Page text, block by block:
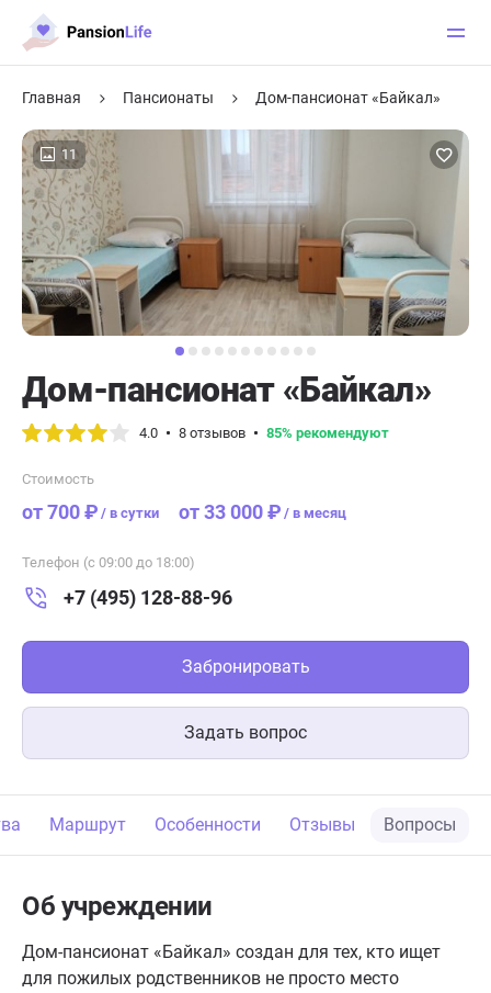
Главная Пансионаты Дом-пансионат «Байкал»
11
Дом-пансионат «Байкал»
4.0 8 отзывов 85% рекомендуют
Стоимость
от 700 ₽ / в сутки от 33 000 ₽ / в месяц
Телефон (с 09:00 до 18:00)
+7 (495) 128-88-96
Забронировать
Задать вопрос
Маршрут Особенности Отзывы Вопросы
Об учреждении
Дом-пансионат «Байкал» создан для тех, кто ищет
для пожилых родственников не просто место